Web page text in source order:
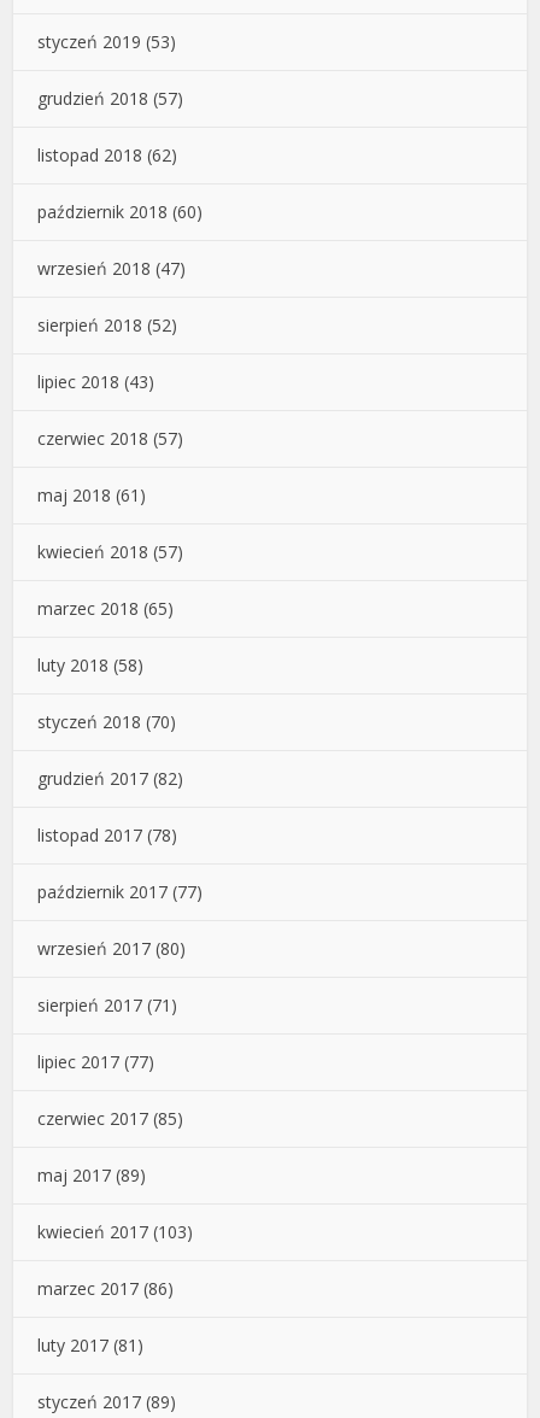
styczeń 2019 (53)
grudzień 2018 (57)
listopad 2018 (62)
październik 2018 (60)
wrzesień 2018 (47)
sierpień 2018 (52)
lipiec 2018 (43)
czerwiec 2018 (57)
maj 2018 (61)
kwiecień 2018 (57)
marzec 2018 (65)
luty 2018 (58)
styczeń 2018 (70)
grudzień 2017 (82)
listopad 2017 (78)
październik 2017 (77)
wrzesień 2017 (80)
sierpień 2017 (71)
lipiec 2017 (77)
czerwiec 2017 (85)
maj 2017 (89)
kwiecień 2017 (103)
marzec 2017 (86)
luty 2017 (81)
styczeń 2017 (89)